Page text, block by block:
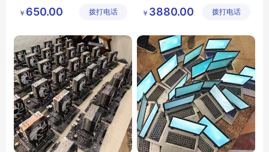
区良驹电
￥ 650.00 拨打电话
区良驹电
￥ 3880.00 拨打电话